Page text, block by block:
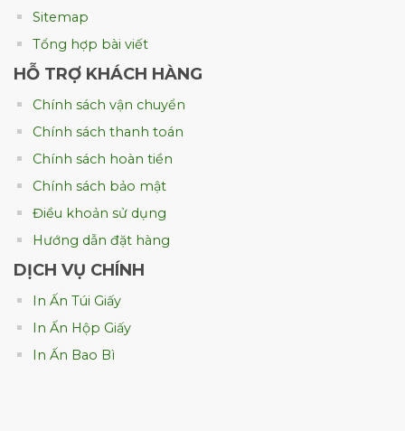
1. Vì sao ngày càng nhiều thương
hiệu mỹ phẩm lựa chọn lon giấy?
Nếu chỉ nhìn về chi phí, lon giấy thường cao
hơn hộp giấy thông thường. Tuy nhiên, dưới
góc nhìn của một đơn vị đã đồng hành với
nhiều thương hiệu mỹ phẩm, khoản đầu tư
này hoàn toàn xứng đáng.
Sitemap
Tổng hợp bài viết
HỖ TRỢ KHÁCH HÀNG
Chính sách vận chuyển
Chính sách thanh toán
Chính sách hoàn tiền
Chính sách bảo mật
Điều khoản sử dụng
Hướng dẫn đặt hàng
DỊCH VỤ CHÍNH
In Ấn Túi Giấy
In Ấn Hộp Giấy
In Ấn Bao Bì